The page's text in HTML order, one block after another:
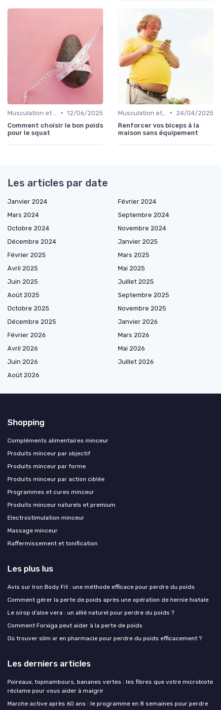
• 12/06/2025
Comment choisir le bon poids
pour le squat
•
24/04/2025
Renforcer vos biceps à la
maison sans équipement
Les articles par date
Janvier 2024
Février 2024
Mars 2024
Septembre 2024
Octobre 2024
Novembre 2024
Décembre 2024
Janvier 2025
Février 2025
Mars 2025
Avril 2025
Mai 2025
Juin 2025
Juillet 2025
Août 2025
Septembre 2025
Octobre 2025
Novembre 2025
Décembre 2025
Janvier 2026
Février 2026
Mars 2026
Avril 2026
Mai 2026
Juin 2026
Juillet 2026
Août 2026
Shopping
Compléments alimentaires minceur
Produits minceur par objectif
Produits minceur par forme
Produits minceur par action ciblée
Programmes et cures minceur
Produits minceur naturels et premium
Electrostimulation minceur
Massage minceur
Raffermissement et tonification
Les plus lus
Avis sur Iron Body Fit : une méthode efficace pour perdre du poids
Comment gérer la perte de poids après une opération de hernie hiatale
Le sirop d’aloe vera : un allié naturel pour perdre du poids ?
Comment Forxiga peut aider à la perte de poids
Où trouver slim xr en pharmacie pour perdre du poids efficacement ?
Les derniers articles
Poireaux, topinambours, bananes vertes : les fibres que votre microbiote
réclame pour vous aider à maigrir
Marche active après 60 ans : le programme en 8 semaines pour perdre